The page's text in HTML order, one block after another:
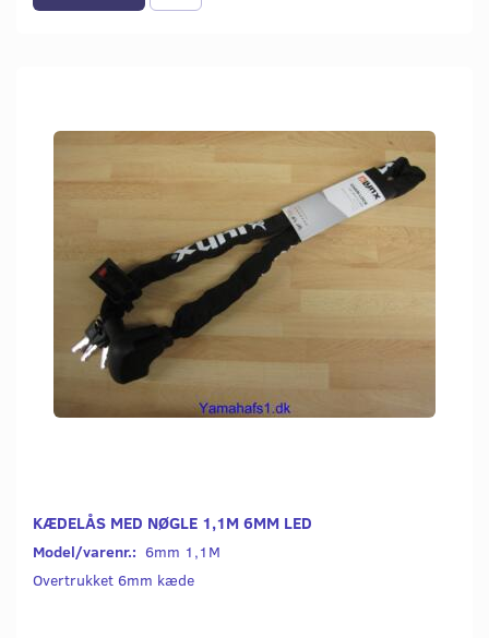
KÆDELÅS MED NØGLE 1,1M 6MM LED
Model/varenr.: 6mm 1,1M
Overtrukket 6mm kæde